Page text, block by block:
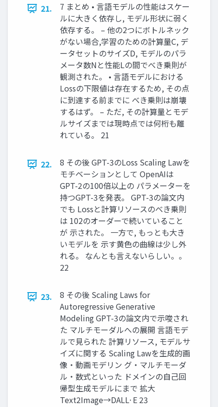
21.
7 まとめ • 言語モデルの性能はスケー
ルに大きく依存し, モデル形状に弱く
依存する。 – 他の2つにボトルネック
がない場合,学習のための計算量C, デ
ータセットのサイズD, モデルのパラ
メータ数Nと性能Lの間でべき乗則が
観測された。 • 言語モデルにおける
Lossの下限値は存在するため, その点
に到達する前までに べき乗則は崩壊
するはず。 – ただ, その計算量とモデ
ルサイズまでは現時点では何桁も離
れている。 21
22.
8 その後 GPT-3のLoss Scaling Lawを
モチベーションとして OpenAIは
GPT-2の100倍以上の パラメーターを
持つGPT-3を発表。 GPT-3の論文内
でも Lossと計算リソースのべき乗則
は 102のオーダーで続いていること
が 示された。 一方で, もっとも大き
いモデルを 示す黄色の曲線は少し外
れる。 なんとも言えないらしい。。
22
23.
8 その後 Scaling Laws for
Autoregressive Generative
Modeling GPT-3の論文内で示唆され
た マルチモーダルへの展開 言語モデ
ルで見られた 計算リソース, モデルサ
イズに関する Scaling Lawを生成的画
像・動画モデリン グ・マルチモーダ
ル・数式といった ドメインの自己回
帰型生成モデルにまで 拡大
Text2Image→DALL·E 23